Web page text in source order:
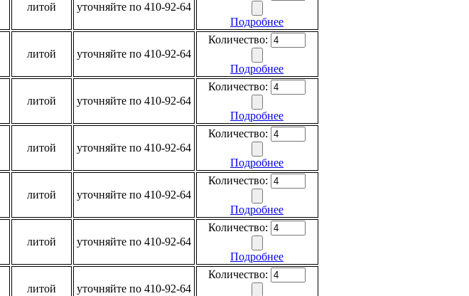
литой уточняйте по 410-92-64
Подробнее
литой уточняйте по 410-92-64
Количество:
Подробнее
литой уточняйте по 410-92-64
Количество:
Подробнее
литой уточняйте по 410-92-64
Количество:
Подробнее
литой уточняйте по 410-92-64
Количество:
Подробнее
литой уточняйте по 410-92-64
Количество:
Подробнее
литой уточняйте по 410-92-64
Количество: